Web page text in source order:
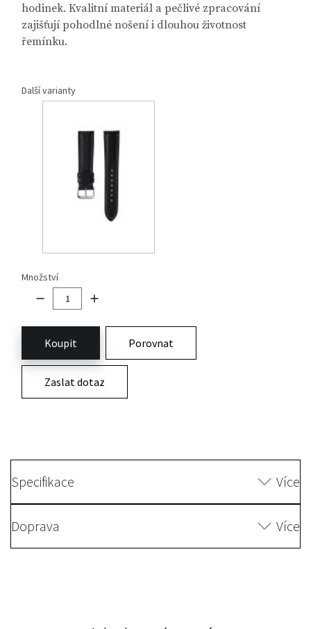
hodinek. Kvalitní materiál a pečlivé zpracování
zajišťují pohodlné nošení i dlouhou životnost
řemínku.
Další varianty
Množství
Koupit Porovnat
Zaslat dotaz
Specifikace Více
Doprava Více